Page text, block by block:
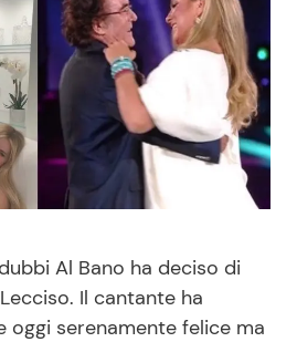
Cucina e Ricette
Dolci
Al Bano ha deciso di
Il cantante ha
oggi serenamente felice ma